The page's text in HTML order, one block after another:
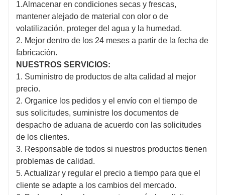
1.Almacenar en condiciones secas y frescas,
mantener alejado de material con olor o de
volatilización, proteger del agua y la humedad.
2. Mejor dentro de los 24 meses a partir de la fecha de
fabricación.
NUESTROS SERVICIOS:
1. Suministro de productos de alta calidad al mejor
precio.
2. Organice los pedidos y el envío con el tiempo de
sus solicitudes, suministre los documentos de
despacho de aduana de acuerdo con las solicitudes
de los clientes.
3. Responsable de todos si nuestros productos tienen
problemas de calidad.
5. Actualizar y regular el precio a tiempo para que el
cliente se adapte a los cambios del mercado.